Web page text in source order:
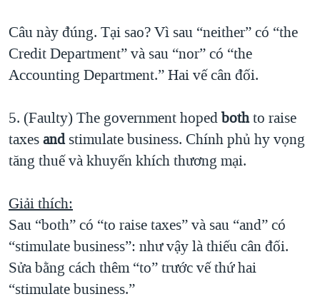
Câu này đúng. Tại sao? Vì sau “neither” có “the
Credit Department” và sau “nor” có “the
Accounting Department.” Hai vế cân đối.
5. (Faulty) The government hopedbothto raise
taxesandstimulate business. Chính phủ hy vọng
tăng thuế và khuyến khích thương mại.
Giải thích:
Sau “both” có “to raise taxes” và sau “and” có
“stimulate business”: như vậy là thiếu cân đối.
Sửa bằng cách thêm “to” trước vế thứ hai
“stimulate business.”